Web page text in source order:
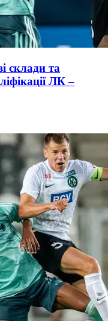
склади та
ЛК –